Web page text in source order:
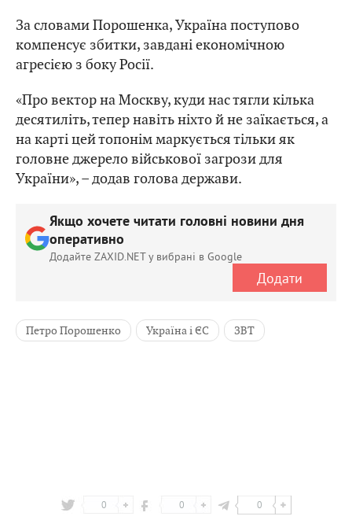
За словами Порошенка, Україна поступово
компенсує збитки, завдані економічною
агресією з боку Росії.
«Про вектор на Москву, куди нас тягли кілька
десятиліть, тепер навіть ніхто й не заїкається, а
на карті цей топонім маркується тільки як
головне джерело військової загрози для
України», – додав голова держави.
Якщо хочете читати головні новини дня
оперативно
Додайте ZAXID.NET у вибрані в Google
Додати
Петро Порошенко Україна і ЄС ЗВТ
0 0 0